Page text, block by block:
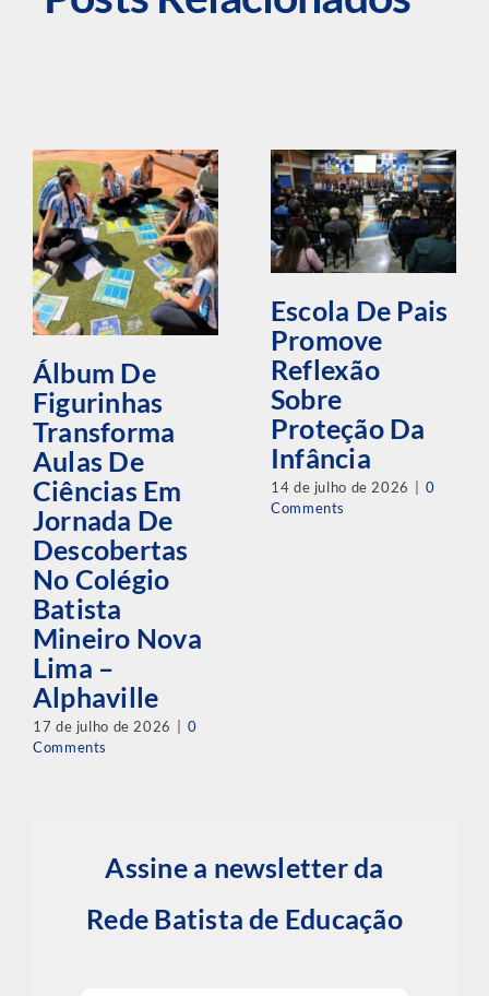
Álbum De
Figurinhas
Transforma
Aulas De
Ciências Em
Jornada De
Descobertas
No Colégio
Batista
Mineiro Nova
Lima –
Alphaville
17 de julho de 2026 | 0
Comments
Escola De Pais
Promove
Reflexão
Sobre
Proteção Da
Infância
14 de julho de 2026 | 0
Comments
Assine a newsletter da
Rede Batista de Educação